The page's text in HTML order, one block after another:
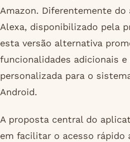
Amazon. Diferentemente
Alexa, disponibilizado pela
esta versão alternativa
funcionalidades adicionais e
personalizada para o
Android.
A proposta central do
em facilitar o acesso rápido